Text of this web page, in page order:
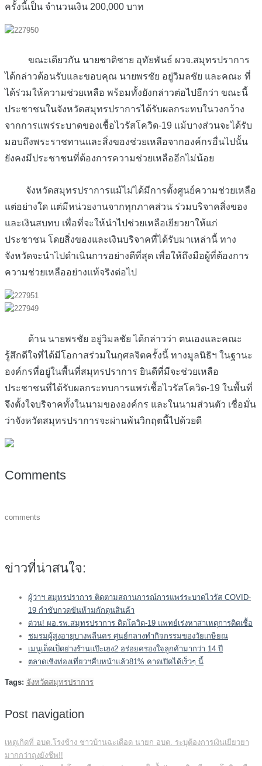
ครั้งนี้เป็น จำนวนเงิน 200,000 บาท
ขณะเดียวกัน นายชาติชาย อุทัยพันธ์ ผวจ.สมุทรปราการ
ได้กล่าวต้อนรับและขอบคุณ นายพรชัย อยู่วิมลชัย และคณะ ที่
ได้ร่วมให้ความช่วยเหลือ พร้อมทั้งยังกล่าวต่อไปอีกว่า ขณะนี้
ประชาชนในจังหวัดสมุทรปราการได้รับผลกระทบในวงกว้าง
จากการแพร่ระบาดของเชื้อไวรัสโควิด-19 แม้บางส่วนจะได้รับ
มอบถึงพระราชทานและสิ่งของช่วยเหลือจากองค์กรอื่นไปนั้น
ยังคงมีประชาชนที่ต้องการความช่วยเหลืออีกไม่น้อย
จังหวัดสมุทรปราการแม้ไม่ได้มีการตั้งศูนย์ความช่วยเหลือ
แต่อย่างใด แต่มีหน่วยงานจากทุกภาคส่วน ร่วมบริจาคสิ่งของ
และเงินสบทบ เพื่อที่จะให้นำไปช่วยเหลือเยียวยาให้แก่
ประชาชน โดยสิ่งของและเงินบริจาคที่ได้รับมาเหล่านี้ ทาง
จังหวัดจะนำไปดำเนินการอย่างดีที่สุด เพื่อให้ถึงมือผู้ที่ต้องการ
ความช่วยเหลืออย่างแท้จริงต่อไป
ด้าน นายพรชัย อยู่วิมลชัย ได้กล่าวว่า ตนเองและคณะ
รู้สึกดีใจที่ได้มีโอกาสร่วมในกุศลจิตครั้งนี้ ทางมูลนิธิฯ ในฐานะ
องค์กรที่อยู่ในพื้นที่สมุทรปราการ ยินดีที่มีจะช่วยเหลือ
ประชาชนที่ได้รับผลกระทบการแพร่เชื้อไวรัสโควิด-19 ในพื้นที่
จึงตั้งใจบริจาคทั้งในนามขององค์กร และในนามส่วนตัว เชื่อมั่น
ว่าจังหวัดสมุทรปราการจะผ่านพ้นวิกฤตนี้ไปด้วยดี
Comments
comments
ข่าวที่น่าสนใจ:
ผู้ว่าฯ สมุทรปราการ ติดตามสถานการณ์การแพร่ระบาดไวรัส COVID-
19 กำชับกวดขันห้ามกักตุนสินค้า
ด่วน! ผอ.รพ.สมุทรปราการ ติดโควิด-19 แพทย์เร่งหาสาเหตุการติดเชื้อ
ชมรมผู้สูงอายุบางพลีนคร ศูนย์กลางทำกิจกรรมของวัยเกษียณ
เมนูเด็ดเป็ดย่างร้านแป๊ะเฮง2 อร่อยครองใจลูกค้ามากว่า 14 ปี
ตลาดเชิงท่องเที่ยวฯคืบหน้าแล้ว81% คาดเปิดได้เร็วๆ นี้
Tags: จังหวัดสมุทรปราการ
Post navigation
เหตุเกิดที่ อบต.โรงช้าง ชาวบ้านฉะเดือด นายก อบต. ระบุต้องการเงินเยียวยา
มากกว่าถุงยังชีพ!!